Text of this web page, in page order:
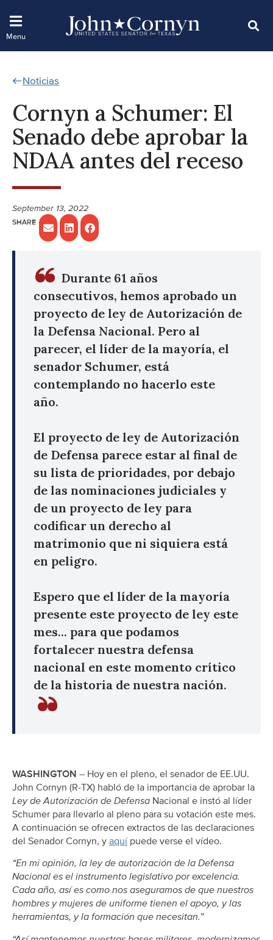
Noticias
Cornyn a Schumer: El
Senado debe aprobar la
NDAA antes del receso
September 13, 2022
Durante 61 años
consecutivos, hemos aprobado un
proyecto de ley de Autorización de
la Defensa Nacional. Pero al
parecer, el líder de la mayoría, el
senador Schumer, está
contemplando no hacerlo este
año.
El proyecto de ley de Autorización
de Defensa parece estar al final de
su lista de prioridades, por debajo
de las nominaciones judiciales y
de un proyecto de ley para
codificar un derecho al
matrimonio que ni siquiera está
en peligro.
Espero que el líder de la mayoría
presente este proyecto de ley este
mes... para que podamos
fortalecer nuestra defensa
nacional en este momento crítico
de la historia de nuestra nación.
WASHINGTON – Hoy en el pleno, el senador de EE.UU.
John Cornyn (R-TX) habló de la importancia de aprobar la
Ley de Autorización de Defensa Nacional e instó al líder
Schumer para llevarlo al pleno para su votación este mes.
A continuación se ofrecen extractos de las declaraciones
del Senador Cornyn, y aquípuede verse el vídeo.
“En mi opinión, la ley de autorización de la Defensa
Nacional es el instrumento legislativo por excelencia.
Cada año, así es como nos aseguramos de que nuestros
hombres y mujeres de uniforme tienen el apoyo, y las
herramientas, y la formación que necesitan.”